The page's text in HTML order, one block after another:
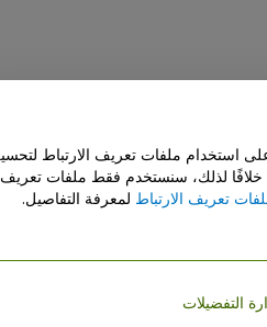
بنا
تفاصيل الشركة
استخدام ملفات تعريف الارتباط
خلافًا لذلك، سنستخدم فقط ملفات تعريف
تعريف الارتباط لمعرفة التفاصيل.
التفضيلات